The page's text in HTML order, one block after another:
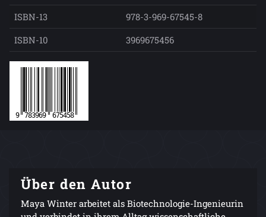
ISBN-13
978-3-969-67545-8
ISBN-10
3969675456
Über den Autor
Maya Winter arbeitet als Biotechnologie-Ingenieurin